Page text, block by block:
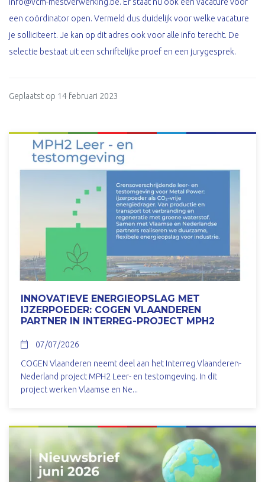
een coördinator open. Vermeld dus duidelijk voor welke vacature
je solliciteert. Je kan op dit adres ook voor alle info terecht. De
selectie bestaat uit een schriftelijke proef en een jurygesprek.
Geplaatst op 14 februari 2023
INNOVATIEVE ENERGIEOPSLAG MET
IJZERPOEDER: COGEN VLAANDEREN
PARTNER IN INTERREG-PROJECT MPH2
07/07/2026
COGEN Vlaanderen neemt deel aan het Interreg Vlaanderen-
Nederland project MPH2 Leer- en testomgeving. In dit
project werken Vlaamse en Ne...